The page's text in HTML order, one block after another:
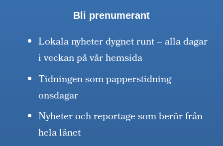
Bli prenumerant
Lokala nyheter dygnet runt – alla dagar
i veckan på vår hemsida
Tidningen som papperstidning
onsdagar
Nyheter och reportage som berör från
hela länet